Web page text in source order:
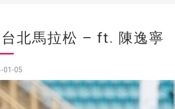
北馬拉松 – ft. 陳逸寧
01-05